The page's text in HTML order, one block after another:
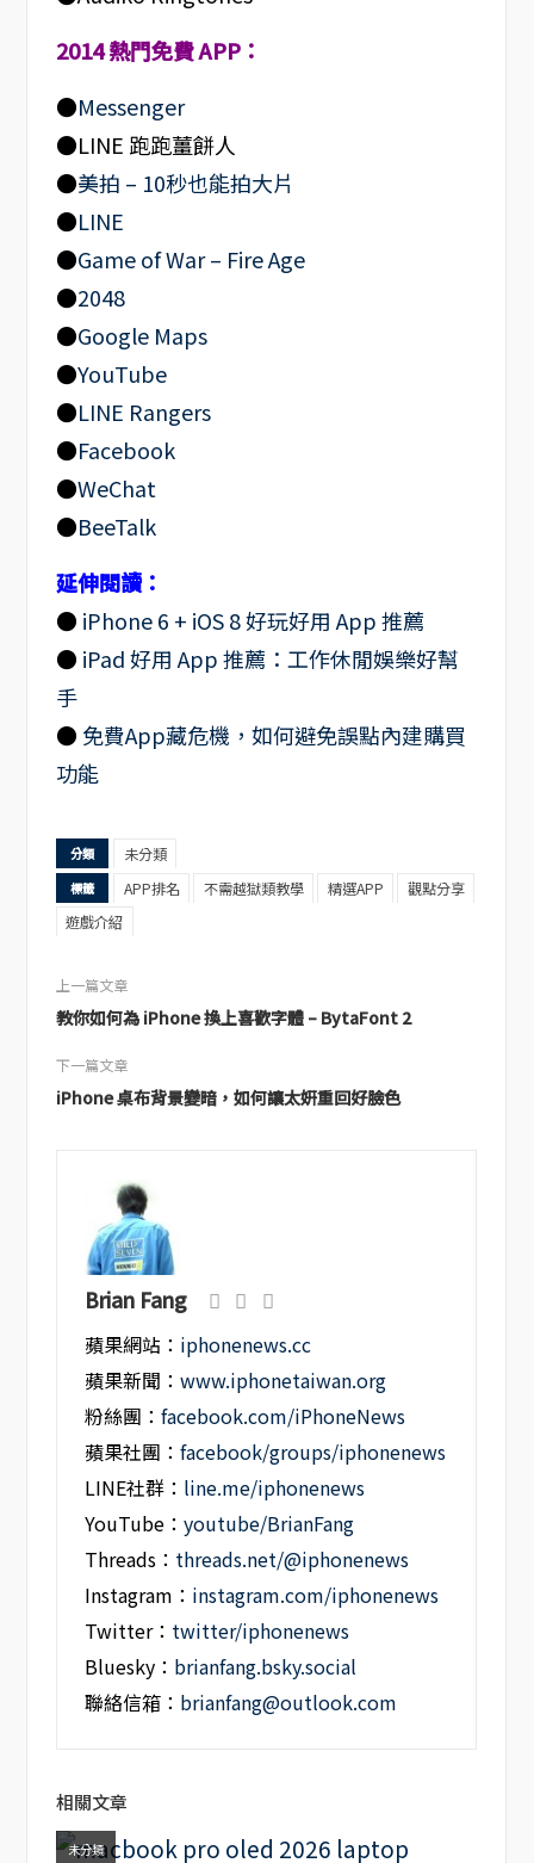
2014 熱門免費 APP：
●Messenger
●LINE 跑跑薑餅人
●美拍 – 10秒也能拍大片
●LINE
●Game of War – Fire Age
●2048
●Google Maps
●YouTube
●LINE Rangers
●Facebook
●WeChat
●BeeTalk
延伸閱讀：
● iPhone 6 + iOS 8 好玩好用 App 推薦
● iPad 好用 App 推薦：工作休閒娛樂好幫
手
● 免費App藏危機，如何避免誤點內建購買
功能
分類 未分類
標籤 APP排名 不需越獄類教學 精選APP
觀點分享
遊戲介紹
上一篇文章
教你如何為 iPhone 換上喜歡字體 – BytaFont 2
下一篇文章
iPhone 桌布背景變暗，如何讓太妍重回好臉色
Brian Fang
蘋果網站： iphonenews.cc
蘋果新聞：www.iphonetaiwan.org
粉絲團：facebook.com/iPhoneNews
蘋果社團：facebook/groups/iphonenews
LINE社群： line.me/iphonenews
YouTube：youtube/BrianFang
Threads： threads.net/@iphonenews
Instagram： instagram.com/iphonenews
Twitter： twitter/iphonenews
Bluesky： brianfang.bsky.social
聯絡信箱： brianfang@outlook.com
相關文章
未分類